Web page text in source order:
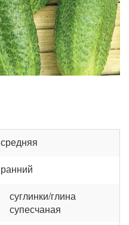
средняя
ранний
суглинки/глина
супесчаная